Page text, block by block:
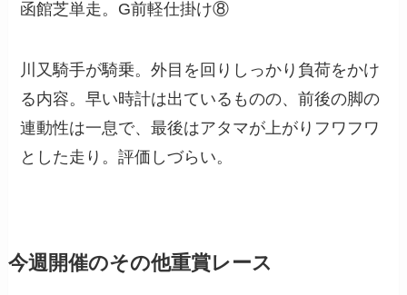
函館芝単走。G前軽仕掛け⑧
川又騎手が騎乗。外目を回りしっかり負荷をかけ
る内容。早い時計は出ているものの、前後の脚の
連動性は一息で、最後はアタマが上がりフワフワ
とした走り。評価しづらい。
今週開催のその他重賞レース